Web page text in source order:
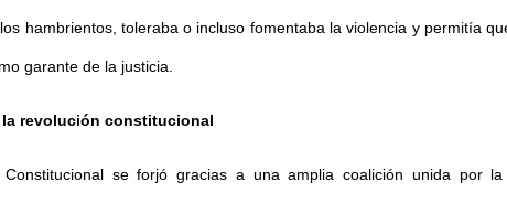
hambrientos, toleraba o incluso fomentaba la violencia y permitía
garante de la justicia.
revolución constitucional
Constitucional se forjó gracias a una amplia coalición unida por